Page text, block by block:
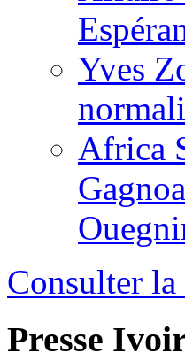
Yves
Africa
Consulter
Presse